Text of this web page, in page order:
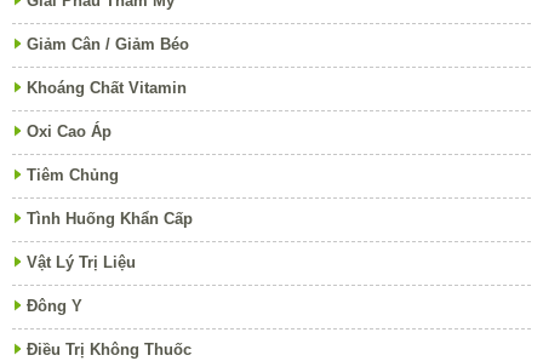
Giảm Cân / Giảm Béo
Khoáng Chất Vitamin
Oxi Cao Áp
Tiêm Chủng
Tình Huống Khẩn Cấp
Vật Lý Trị Liệu
Đông Y
Điều Trị Không Thuốc